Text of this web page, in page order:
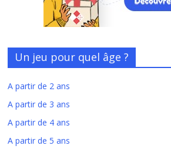
Un jeu pour quel âge ?
A partir de 2 ans
A partir de 3 ans
A partir de 4 ans
A partir de 5 ans